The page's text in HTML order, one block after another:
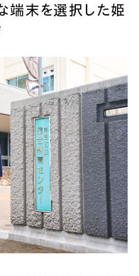
端末を選択した姫